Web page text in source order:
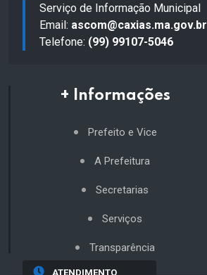
Serviço de Informação Municipal
Email: ascom@caxias.ma.gov.br
Telefone: (99) 99107-5046
+ Informações
Prefeito e Vice
A Prefeitura
Secretarias
Serviços
Transparência
ATENDIMENTO